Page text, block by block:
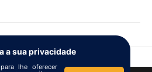
a sua privacidade
lhe oferecer